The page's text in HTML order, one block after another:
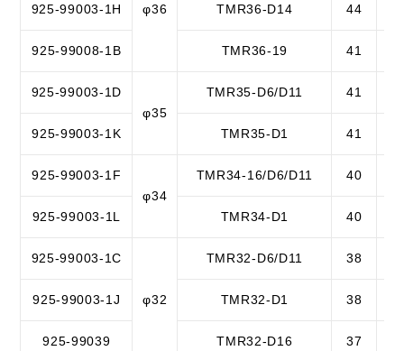
φ36
925-99003-1H TMR36-D14 44
925-99008-1B TMR36-19 41
925-99003-1D
φ35
TMR35-D6/D11 41
925-99003-1K TMR35-D1 41
925-99003-1F
φ34
TMR34-16/D6/D11 40
925-99003-1L TMR34-D1 40
925-99003-1C
φ32
TMR32-D6/D11 38
925-99003-1J TMR32-D1 38
925-99039 TMR32-D16 37